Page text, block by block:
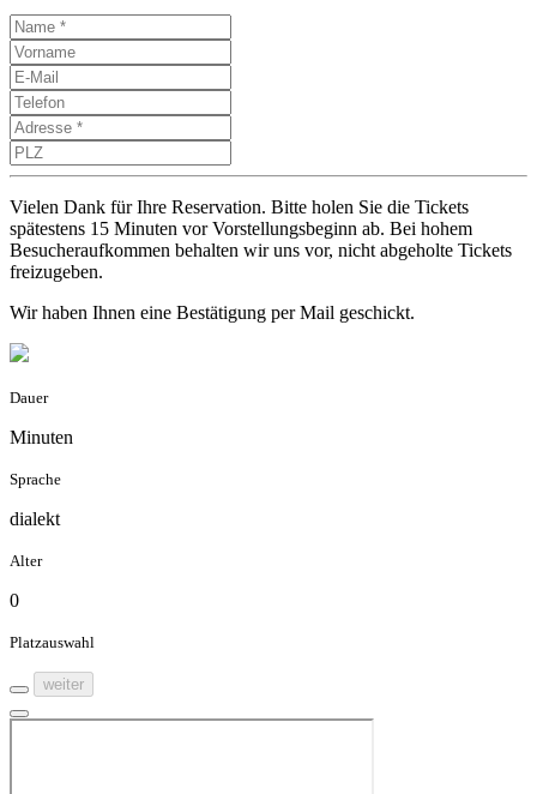
Vielen Dank für Ihre Reservation. Bitte holen Sie die Tickets
spätestens 15 Minuten vor Vorstellungsbeginn ab. Bei hohem
Besucheraufkommen behalten wir uns vor, nicht abgeholte Tickets
freizugeben.
Wir haben Ihnen eine Bestätigung per Mail geschickt.
Dauer
Minuten
Sprache
dialekt
Alter
0
Platzauswahl
weiter